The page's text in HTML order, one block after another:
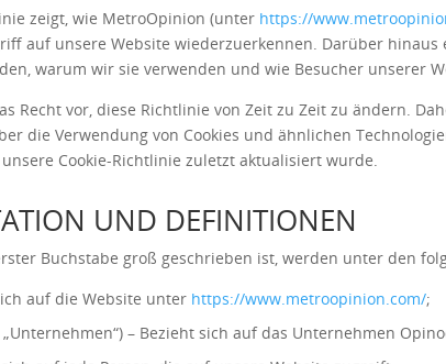
zeigt, wie MetroOpinion (unter https://
auf unsere Website wiederzuerkennen. Darüber
warum wir sie verwenden und wie Besucher unserer
Recht vor, diese Richtlinie von Zeit zu Zeit zu ändern.
die Verwendung von Cookies und ähnlichen
Cookie-Richtlinie zuletzt aktualisiert wurde.
UND DEFINITIONEN
Buchstabe groß geschrieben ist, werden unter den
auf die Website unter https://www.metroopinion.com/;
„Unternehmen“) – Bezieht sich auf das Unternehmen